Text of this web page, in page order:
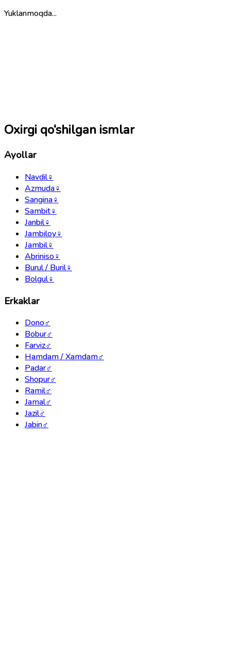
Yuklanmoqda...
Oxirgi qo‘shilgan ismlar
Ayollar
Navdil♀
Azmuda♀
Sangina♀
Sambit♀
Janbil♀
Jambiloy♀
Jambil♀
Abriniso♀
Burul / Buril♀
Bolgul♀
Erkaklar
Dono♂
Bobur♂
Farviz♂
Hamdam / Xamdam♂
Padar♂
Shopur♂
Ramil♂
Jamal♂
Jazil♂
Jabin♂